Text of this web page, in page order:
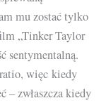
mu zostać tylko
„Tinker Taylor
sentymentalną.
więc kiedy
– zwłaszcza kiedy